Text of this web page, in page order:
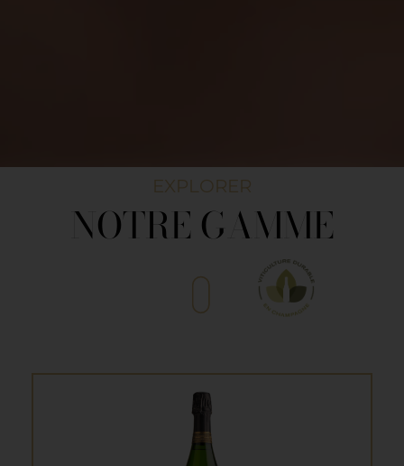
EXPLORER
NOTRE GAMME